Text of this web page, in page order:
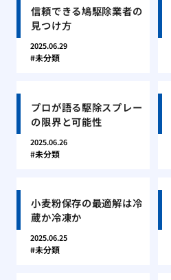
信頼できる鳩駆除業者の
見つけ方
2025.06.29
未分類
プロが語る駆除スプレー
の限界と可能性
2025.06.26
未分類
小麦粉保存の最適解は冷
蔵か冷凍か
2025.06.25
未分類